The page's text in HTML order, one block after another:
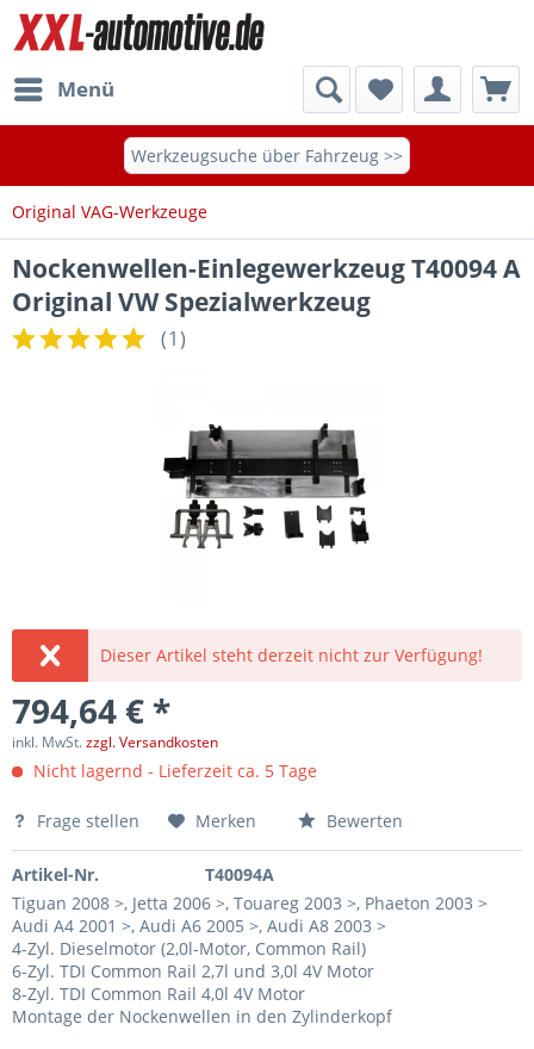
Menü
Werkzeugsuche über Fahrzeug >>
Original VAG-Werkzeuge
Nockenwellen-Einlegewerkzeug T40094 A
Original VW Spezialwerkzeug
(1)
Dieser Artikel steht derzeit nicht zur Verfügung!
794,64 € *
inkl. MwSt.zzgl. Versandkosten
Nicht lagernd - Lieferzeit ca. 5 Tage
Frage stellen Merken Bewerten
Artikel-Nr.
T40094A
Tiguan 2008 >, Jetta 2006 >, Touareg 2003 >, Phaeton 2003 >
Audi A4 2001 >, Audi A6 2005 >, Audi A8 2003 >
4-Zyl. Dieselmotor (2,0l-Motor, Common Rail)
6-Zyl. TDI Common Rail 2,7l und 3,0l 4V Motor
8-Zyl. TDI Common Rail 4,0l 4V Motor
Montage der Nockenwellen in den Zylinderkopf